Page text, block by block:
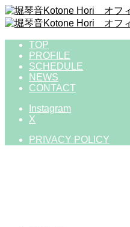
TOP
PROFILE
SCHEDULE
NEWS
CONTACT
Instagram
X
PRIVACY POLICY